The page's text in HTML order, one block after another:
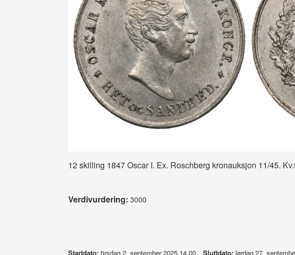
12 skilling 1847 Oscar I. Ex. Roschberg kronauksjon 11/45.
Verdivurdering: 3000
Startdato: tirsdag 2. september 2025 14.00 Sluttdato: lørdag 27.